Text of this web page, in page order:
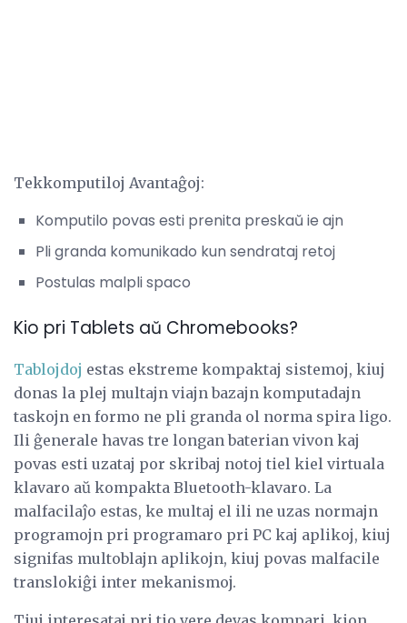
Tekkomputiloj Avantaĝoj:
Komputilo povas esti prenita preskaŭ ie ajn
Pli granda komunikado kun sendrataj retoj
Postulas malpli spaco
Kio pri Tablets aŭ Chromebooks?
Tablojdoj estas ekstreme kompaktaj sistemoj, kiuj
donas la plej multajn viajn bazajn komputadajn
taskojn en formo ne pli granda ol norma spira ligo.
Ili ĝenerale havas tre longan baterian vivon kaj
povas esti uzataj por skribaj notoj tiel kiel virtuala
klavaro aŭ kompakta Bluetooth-klavaro. La
malfacilaĵo estas, ke multaj el ili ne uzas normajn
programojn pri programaro pri PC kaj aplikoj, kiuj
signifas multoblajn aplikojn, kiuj povas malfacile
translokiĝi inter mekanismoj.